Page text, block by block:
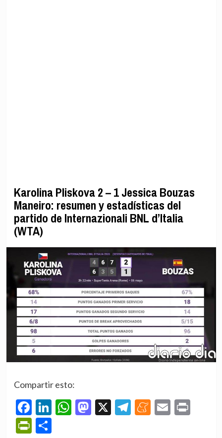
Karolina Pliskova 2 – 1 Jessica Bouzas
Maneiro: resumen y estadísticas del
partido de Internazionali BNL d’Italia
(WTA)
Compartir esto:
Facebook
LinkedIn
WhatsApp
Mastodon
X Telegram
Meneame
Email
PrintFriendly
Compartir